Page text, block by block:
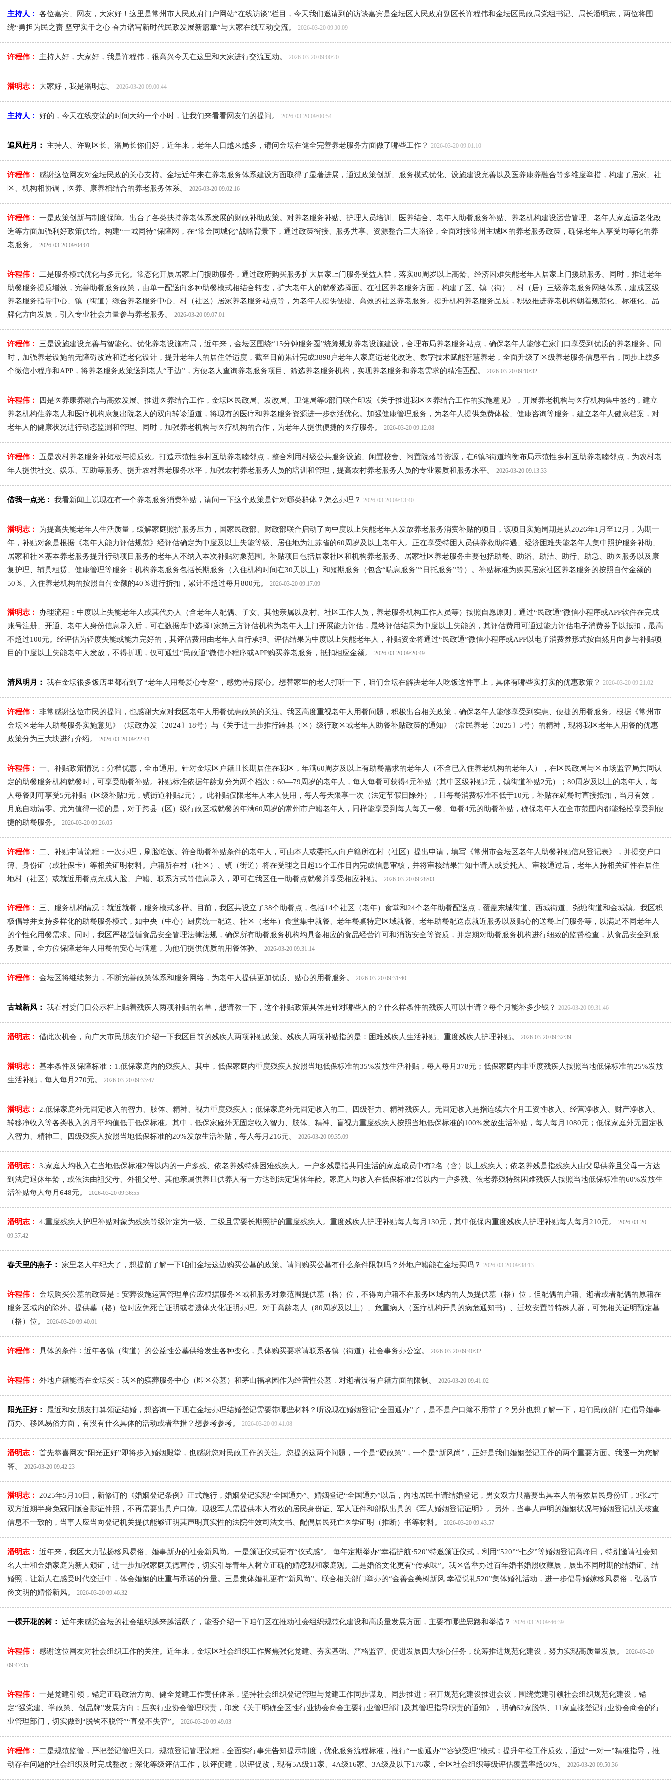
主持人：
各位嘉宾、网友，大家好！这里是常州市人民政府门户网站“在线访谈”栏目，今天我们邀请到的访谈嘉宾是金坛区人民政府副区长许程伟和金坛区民政局党组书记、局长潘明志，两位将围
绕“勇担为民之责 坚守实干之心 奋力谱写新时代民政发展新篇章”与大家在线互动交流。 2026-03-20 09:00:09
许程伟： 主持人好，大家好，我是许程伟，很高兴今天在这里和大家进行交流互动。 2026-03-20 09:00:20
潘明志： 大家好，我是潘明志。 2026-03-20 09:00:44
主持人： 好的，今天在线交流的时间大约一个小时，让我们来看看网友们的提问。 2026-03-20 09:00:54
追风赶月： 主持人、许副区长、潘局长你们好，近年来，老年人口越来越多，请问金坛在健全完善养老服务方面做了哪些工作？ 2026-03-20 09:01:10
许程伟：
感谢这位网友对金坛民政的关心支持。金坛近年来在养老服务体系建设方面取得了显著进展，通过政策创新、服务模式优化、设施建设完善以及医养康养融合等多维度举措，构建了居家、社
区、机构相协调，医养、康养相结合的养老服务体系。 2026-03-20 09:02:16
许程伟：
一是政策创新与制度保障。出台了各类扶持养老体系发展的财政补助政策。对养老服务补贴、护理人员培训、医养结合、老年人助餐服务补贴、养老机构建设运营管理、老年人家庭适老化改
造等方面加强利好政策供给。构建“一城同待”保障网，在“常金同城化”战略背景下，通过政策衔接、服务共享、资源整合三大路径，全面对接常州主城区的养老服务政策，确保老年人享受均等化的养
老服务。 2026-03-20 09:04:01
许程伟：
二是服务模式优化与多元化。常态化开展居家上门援助服务，通过政府购买服务扩大居家上门服务受益人群，落实80周岁以上高龄、经济困难失能老年人居家上门援助服务。同时，推进老年
助餐服务提质增效，完善助餐服务政策，由单一配送向多种助餐模式相结合转变，扩大老年人的就餐选择面。在社区养老服务方面，构建了区、镇（街）、村（居）三级养老服务网络体系，建成区级
养老服务指导中心、镇（街道）综合养老服务中心、村（社区）居家养老服务站点等，为老年人提供便捷、高效的社区养老服务。提升机构养老服务品质，积极推进养老机构朝着规范化、标准化、品
牌化方向发展，引入专业社会力量参与养老服务。 2026-03-20 09:07:01
许程伟：
三是设施建设完善与智能化。优化养老设施布局，近年来，金坛区围绕“15分钟服务圈”统筹规划养老设施建设，合理布局养老服务站点，确保老年人能够在家门口享受到优质的养老服务。同
时，加强养老设施的无障碍改造和适老化设计，提升老年人的居住舒适度，截至目前累计完成3898户老年人家庭适老化改造。数字技术赋能智慧养老，全面升级了区级养老服务信息平台，同步上线多
个微信小程序和APP，将养老服务政策送到老人“手边”，方便老人查询养老服务项目、筛选养老服务机构，实现养老服务和养老需求的精准匹配。 2026-03-20 09:10:32
许程伟：
四是医养康养融合与高效发展。推进医养结合工作，金坛区民政局、发改局、卫健局等6部门联合印发《关于推进我区医养结合工作的实施意见》，开展养老机构与医疗机构集中签约，建立
养老机构住养老人和医疗机构康复出院老人的双向转诊通道，将现有的医疗和养老服务资源进一步盘活优化。加强健康管理服务，为老年人提供免费体检、健康咨询等服务，建立老年人健康档案，对
老年人的健康状况进行动态监测和管理。同时，加强养老机构与医疗机构的合作，为老年人提供便捷的医疗服务。 2026-03-20 09:12:08
许程伟：
五是农村养老服务补短板与提质效。打造示范性乡村互助养老睦邻点，整合利用村级公共服务设施、闲置校舍、闲置院落等资源，在6镇3街道均衡布局示范性乡村互助养老睦邻点，为农村老
年人提供社交、娱乐、互助等服务。提升农村养老服务水平，加强农村养老服务人员的培训和管理，提高农村养老服务人员的专业素质和服务水平。 2026-03-20 09:13:33
借我一点光： 我看新闻上说现在有一个养老服务消费补贴，请问一下这个政策是针对哪类群体？怎么办理？ 2026-03-20 09:13:40
潘明志：
为提高失能老年人生活质量，缓解家庭照护服务压力，国家民政部、财政部联合启动了向中度以上失能老年人发放养老服务消费补贴的项目，该项目实施周期是从2026年1月至12月，为期一
年，补贴对象是根据《老年人能力评估规范》经评估确定为中度及以上失能等级、居住地为江苏省的60周岁及以上老年人。正在享受特困人员供养救助待遇、经济困难失能老年人集中照护服务补助、
居家和社区基本养老服务提升行动项目服务的老年人不纳入本次补贴对象范围。补贴项目包括居家社区和机构养老服务。居家社区养老服务主要包括助餐、助浴、助洁、助行、助急、助医服务以及康
复护理、辅具租赁、健康管理等服务；机构养老服务包括长期服务（入住机构时间在30天以上）和短期服务（包含“喘息服务”“日托服务”等）。补贴标准为购买居家社区养老服务的按照自付金额的
50％、入住养老机构的按照自付金额的40％进行折扣，累计不超过每月800元。 2026-03-20 09:17:09
潘明志：
办理流程：中度以上失能老年人或其代办人（含老年人配偶、子女、其他亲属以及村、社区工作人员，养老服务机构工作人员等）按照自愿原则，通过“民政通”微信小程序或APP软件在完成
账号注册、开通、老年人身份信息录入后，可在数据库中选择1家第三方评估机构为老年人上门开展能力评估，最终评估结果为中度以上失能的，其评估费用可通过能力评估电子消费券予以抵扣，最高
不超过100元。经评估为轻度失能或能力完好的，其评估费用由老年人自行承担。评估结果为中度以上失能老年人，补贴资金将通过“民政通”微信小程序或APP以电子消费券形式按自然月向参与补贴项
目的中度以上失能老年人发放，不得折现，仅可通过“民政通”微信小程序或APP购买养老服务，抵扣相应金额。 2026-03-20 09:20:49
清风明月： 我在金坛很多饭店里都看到了“老年人用餐爱心专座”，感觉特别暖心。想替家里的老人打听一下，咱们金坛在解决老年人吃饭这件事上，具体有哪些实打实的优惠政策？ 2026-03-20 09:21:02
许程伟：
非常感谢这位市民的提问，也感谢大家对我区老年人用餐优惠政策的关注。我区高度重视老年人用餐问题，积极出台相关政策，确保老年人能够享受到实惠、便捷的用餐服务。根据《常州市
金坛区老年人助餐服务实施意见》（坛政办发〔2024〕18号）与《关于进一步推行跨县（区）级行政区域老年人助餐补贴政策的通知》（常民养老〔2025〕5号）的精神，现将我区老年人用餐的优惠
政策分为三大块进行介绍。 2026-03-20 09:22:41
许程伟：
一、补贴政策情况：分档优惠，全市通用。针对金坛区户籍且长期居住在我区，年满60周岁及以上有助餐需求的老年人（不含已入住养老机构的老年人），在区民政局与区市场监管局共同认
定的助餐服务机构就餐时，可享受助餐补贴。补贴标准依据年龄划分为两个档次：60—79周岁的老年人，每人每餐可获得4元补贴（其中区级补贴2元，镇街道补贴2元）；80周岁及以上的老年人，每
人每餐则可享受5元补贴（区级补贴3元，镇街道补贴2元）。此补贴仅限老年人本人使用，每人每天限享一次（法定节假日除外），且每餐消费标准不低于10元，补贴在就餐时直接抵扣，当月有效，
月底自动清零。尤为值得一提的是，对于跨县（区）级行政区域就餐的年满60周岁的常州市户籍老年人，同样能享受到每人每天一餐、每餐4元的助餐补贴，确保老年人在全市范围内都能轻松享受到便
捷的助餐服务。 2026-03-20 09:26:05
许程伟：
二、补贴申请流程：一次办理，刷脸吃饭。符合助餐补贴条件的老年人，可由本人或委托人向户籍所在村（社区）提出申请，填写《常州市金坛区老年人助餐补贴信息登记表》，并提交户口
簿、身份证（或社保卡）等相关证明材料。户籍所在村（社区）、镇（街道）将在受理之日起15个工作日内完成信息审核，并将审核结果告知申请人或委托人。审核通过后，老年人持相关证件在居住
地村（社区）或就近用餐点完成人脸、户籍、联系方式等信息录入，即可在我区任一助餐点就餐并享受相应补贴。 2026-03-20 09:28:03
许程伟：
三、服务机构情况：就近就餐，服务模式多样。目前，我区共设立了38个助餐点，包括14个社区（老年）食堂和24个老年助餐配送点，覆盖东城街道、西城街道、尧塘街道和金城镇。我区积
极倡导并支持多样化的助餐服务模式，如中央（中心）厨房统一配送、社区（老年）食堂集中就餐、老年餐桌特定区域就餐、老年助餐配送点就近服务以及贴心的送餐上门服务等，以满足不同老年人
的个性化用餐需求。同时，我区严格遵循食品安全管理法律法规，确保所有助餐服务机构均具备相应的食品经营许可和消防安全等资质，并定期对助餐服务机构进行细致的监督检查，从食品安全到服
务质量，全方位保障老年人用餐的安心与满意，为他们提供优质的用餐体验。 2026-03-20 09:31:14
许程伟： 金坛区将继续努力，不断完善政策体系和服务网络，为老年人提供更加优质、贴心的用餐服务。 2026-03-20 09:31:40
古城新风： 我看村委门口公示栏上贴着残疾人两项补贴的名单，想请教一下，这个补贴政策具体是针对哪些人的？什么样条件的残疾人可以申请？每个月能补多少钱？ 2026-03-20 09:31:46
潘明志： 借此次机会，向广大市民朋友们介绍一下我区目前的残疾人两项补贴政策。残疾人两项补贴指的是：困难残疾人生活补贴、重度残疾人护理补贴。 2026-03-20 09:32:39
潘明志：
基本条件及保障标准：1.低保家庭内的残疾人。其中，低保家庭内重度残疾人按照当地低保标准的35%发放生活补贴，每人每月378元；低保家庭内非重度残疾人按照当地低保标准的25%发放
生活补贴，每人每月270元。 2026-03-20 09:33:47
潘明志：
2.低保家庭外无固定收入的智力、肢体、精神、视力重度残疾人；低保家庭外无固定收入的三、四级智力、精神残疾人。无固定收入是指连续六个月工资性收入、经营净收入、财产净收入、
转移净收入等各类收入的月平均值低于低保标准。其中，低保家庭外无固定收入智力、肢体、精神、盲视力重度残疾人按照当地低保标准的100%发放生活补贴，每人每月1080元；低保家庭外无固定收
入智力、精神三、四级残疾人按照当地低保标准的20%发放生活补贴，每人每月216元。 2026-03-20 09:35:09
潘明志：
3.家庭人均收入在当地低保标准2倍以内的一户多残、依老养残特殊困难残疾人。一户多残是指共同生活的家庭成员中有2名（含）以上残疾人；依老养残是指残疾人由父母供养且父母一方达
到法定退休年龄，或依法由祖父母、外祖父母、其他亲属供养且供养人有一方达到法定退休年龄。家庭人均收入在低保标准2倍以内一户多残、依老养残特殊困难残疾人按照当地低保标准的60%发放生
活补贴每人每月648元。 2026-03-20 09:36:55
潘明志： 4.重度残疾人护理补贴对象为残疾等级评定为一级、二级且需要长期照护的重度残疾人。重度残疾人护理补贴每人每月130元，其中低保内重度残疾人护理补贴每人每月210元。 2026-03-20
09:37:42
春天里的燕子： 家里老人年纪大了，想提前了解一下咱们金坛这边购买公墓的政策。请问购买公墓有什么条件限制吗？外地户籍能在金坛买吗？ 2026-03-20 09:38:13
许程伟：
金坛购买公墓的政策是：安葬设施运营管理单位应根据服务区域和服务对象范围提供墓（格）位，不得向户籍不在服务区域内的人员提供墓（格）位，但配偶的户籍、逝者或者配偶的原籍在
服务区域内的除外。提供墓（格）位时应凭死亡证明或者遗体火化证明办理。对于高龄老人（80周岁及以上）、危重病人（医疗机构开具的病危通知书）、迁坟安置等特殊人群，可凭相关证明预定墓
（格）位。 2026-03-20 09:40:01
许程伟： 具体的条件：近年各镇（街道）的公益性公墓供给发生各种变化，具体购买要求请联系各镇（街道）社会事务办公室。 2026-03-20 09:40:32
许程伟： 外地户籍能否在金坛买：我区的殡葬服务中心（即区公墓）和茅山福承园作为经营性公墓，对逝者没有户籍方面的限制。 2026-03-20 09:41:02
阳光正好：
最近和女朋友打算领证结婚，想咨询一下现在金坛办理结婚登记需要带哪些材料？听说现在婚姻登记“全国通办”了，是不是户口簿不用带了？另外也想了解一下，咱们民政部门在倡导婚事
简办、移风易俗方面，有没有什么具体的活动或者举措？想参考参考。 2026-03-20 09:41:08
潘明志：
首先恭喜网友“阳光正好”即将步入婚姻殿堂，也感谢您对民政工作的关注。您提的这两个问题，一个是“硬政策”，一个是“新风尚”，正好是我们婚姻登记工作的两个重要方面。我逐一为您解
答。 2026-03-20 09:42:23
潘明志：
2025年5月10日，新修订的《婚姻登记条例》正式施行，婚姻登记实现“全国通办”。婚姻登记“全国通办”以后，内地居民申请结婚登记，男女双方只需要出具本人的有效居民身份证，3张2寸
双方近期半身免冠同版合影证件照，不再需要出具户口簿。现役军人需提供本人有效的居民身份证、军人证件和部队出具的《军人婚姻登记证明》。另外，当事人声明的婚姻状况与婚姻登记机关核查
信息不一致的，当事人应当向登记机关提供能够证明其声明真实性的法院生效司法文书、配偶居民死亡医学证明（推断）书等材料。 2026-03-20 09:43:57
潘明志：
近年来，我区大力弘扬移风易俗、婚事新办的社会新风尚。一是颁证仪式更有“仪式感”。 每年定期举办“幸福护航·520”特邀颁证仪式，利用“520”“七夕”等婚姻登记高峰日，特别邀请社会知
名人士和金婚家庭为新人颁证，进一步加强家庭美德宣传，切实引导青年人树立正确的婚恋观和家庭观。二是婚俗文化更有“传承味”。我区曾举办过百年婚书婚照收藏展，展出不同时期的结婚证、结
婚照，让新人在感受时代变迁中，体会婚姻的庄重与承诺的分量。三是集体婚礼更有“新风尚”。联合相关部门举办的“金善金美树新风 幸福悦礼520”集体婚礼活动，进一步倡导婚嫁移风易俗，弘扬节
俭文明的婚俗新风。 2026-03-20 09:46:32
一棵开花的树： 近年来感觉金坛的社会组织越来越活跃了，能否介绍一下咱们区在推动社会组织规范化建设和高质量发展方面，主要有哪些思路和举措？ 2026-03-20 09:46:39
许程伟： 感谢这位网友对社会组织工作的关注。近年来，金坛区社会组织工作聚焦强化党建、夯实基础、严格监管、促进发展四大核心任务，统筹推进规范化建设，努力实现高质量发展。 2026-03-20
09:47:35
许程伟：
一是党建引领，锚定正确政治方向。健全党建工作责任体系，坚持社会组织登记管理与党建工作同步谋划、同步推进；召开规范化建设推进会议，围绕党建引领社会组织规范化建设，锚
定“强党建、学政策、创品牌”发展方向；压实行业协会管理职责，印发《关于明确全区性行业协会商会主要行业管理部门及其管理指导职责的通知》，明确62家脱钩、11家直接登记行业协会商会的行
业管理部门，切实做到“脱钩不脱管”“直登不失管”。 2026-03-20 09:49:03
许程伟：
二是规范监管，严把登记管理关口。规范登记管理流程，全面实行事先告知提示制度，优化服务流程标准，推行“一窗通办”“容缺受理”模式；提升年检工作质效，通过“一对一”精准指导，推
动存在问题的社会组织及时完成整改；深化等级评估工作，以评促建，以评促改，现有5A级11家、4A级16家、3A级及以下176家，全区社会组织等级评估覆盖率超60%。 2026-03-20 09:50:36